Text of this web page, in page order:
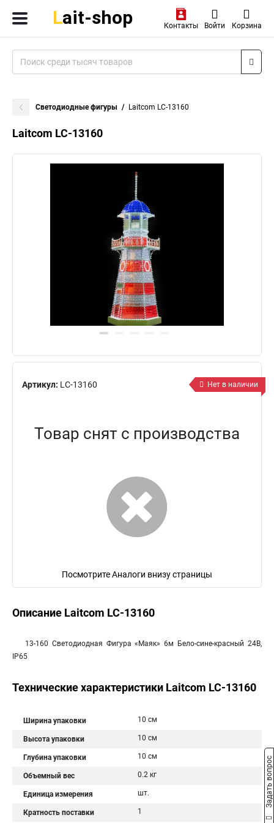
Контакты Войти Корзина
Светодиодные фигуры Laitcom LC-13160
Laitcom LC-13160
Артикул: LC-13160 Нет в наличии
Товар снят с производства
Посмотрите Аналоги внизу страницы
Описание Laitcom LC-13160
13-160 Светодиодная Фигура «Маяк» 6м Бело-сине-красный 24В,
IP65
Технические характеристики Laitcom LC-13160
Ширина упаковки 10 см
Высота упаковки 10 см
Глубина упаковки 10 см
Объемный вес 0.2 кг
Единица измерения шт.
Кратность поставки 1
Задать вопрос